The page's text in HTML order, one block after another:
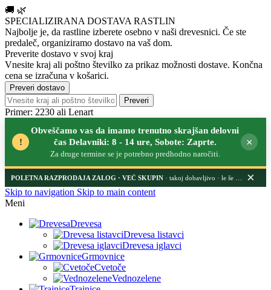
🚚 🌿
SPECIALIZIRANA DOSTAVA RASTLIN
Najbolje je, da rastline izberete osebno v naši drevesnici. Če ste
predaleč, organiziramo dostavo na vaš dom.
Preverite dostavo v svoj kraj
Vnesite kraj ali poštno številko za prikaz možnosti dostave. Končna
cena se izračuna v košarici.
Preveri dostavo
Preveri
Primer: 2230 ali Lenart
!
Obveščamo vas da imamo trenutno skrajšan delovni
čas Delavniki: 8 - 14 ure, Sobote: Zaprte.
Za druge termine se je potrebno predhodno naročiti.
×
POLETNA RAZPRODAJA ZALOG · takoj dobavljivo · le še nekaj dni ×
Skip to navigation Skip to main content
Meni
Drevesa
Drevesa listavci
Drevesa iglavci
Grmovnice
Cvetoče
Vednozelene